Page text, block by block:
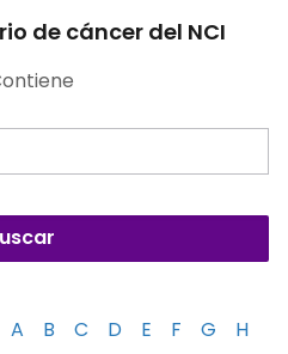
de cáncer del NCI
A B C D E F G
H